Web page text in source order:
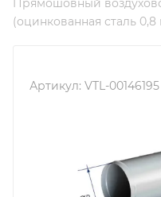
Прямошовный
(оцинкованная сталь 0,8
Артикул: VTL-00146195